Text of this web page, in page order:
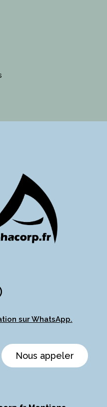
sur WhatsApp.
Nous appeler